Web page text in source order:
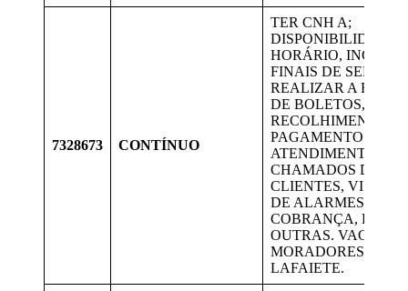
7328673 CONTÍNUO
TER CNH A;
DISPONIBILIDADE
HORÁRIO,
FINAIS DE
REALIZAR A
DE BOLETOS,
RECOLHIMENTO
PAGAMENTOS,
ATENDIMENTO A
CHAMADOS DE
CLIENTES,
DE ALARMES,
COBRANÇA,
OUTRAS. VAGA
MORADORES DE
LAFAIETE.